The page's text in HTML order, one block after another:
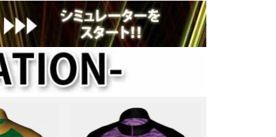
会にぜひご利用